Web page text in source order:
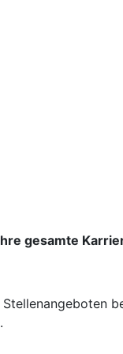
gesamte